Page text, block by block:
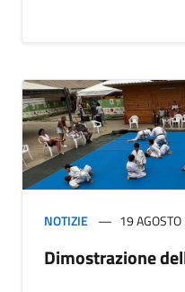
NOTIZIE 19
Dimostrazione